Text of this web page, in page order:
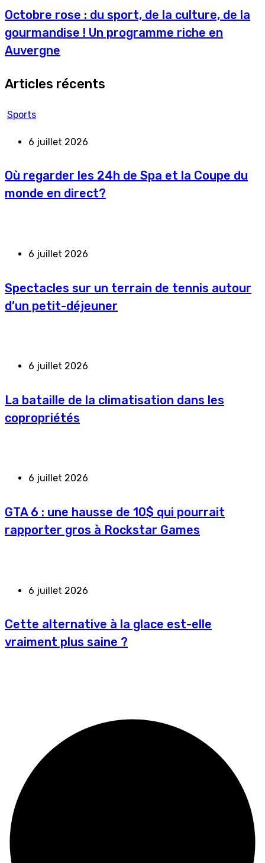
Octobre rose : du sport, de la culture, de la
gourmandise ! Un programme riche en
Auvergne
Articles récents
Sports
6 juillet 2026
Où regarder les 24h de Spa et la Coupe du
monde en direct?
6 juillet 2026
Spectacles sur un terrain de tennis autour
d’un petit-déjeuner
6 juillet 2026
La bataille de la climatisation dans les
copropriétés
6 juillet 2026
GTA 6 : une hausse de 10$ qui pourrait
rapporter gros à Rockstar Games
6 juillet 2026
Cette alternative à la glace est-elle
vraiment plus saine ?